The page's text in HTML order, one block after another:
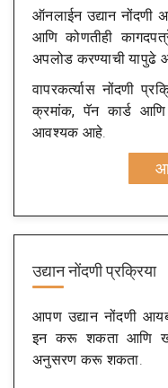
ऑनलाईन उद्यान नोंदणी
आणि कोणतीही
अपलोड करण्याची यापुढे
वापरकर्त्यास नोंदणी
क्रमांक, पॅन कार्ड
आवश्यक आहे.
उद्यान नोंदणी प्रक्रिया
आपण उद्यान नोंदणी
इन करू शकता आणि
अनुसरण करू शकता.